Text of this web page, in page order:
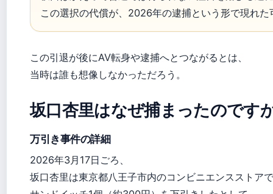
この選択の代償が、2026年の逮捕という形で現れた
この引退が後にAV転身や逮捕へとつながるとは、
当時は誰も想像しなかっただろう。
坂口杏里はなぜ捕まったのです
万引き事件の詳細
2026年3月17日ごろ、
坂口杏里は東京都八王子市内のコンビニエンスストア